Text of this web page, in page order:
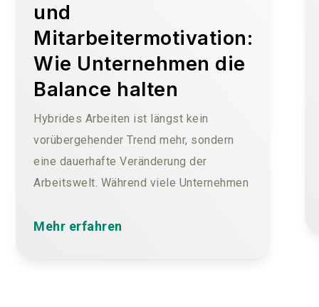
und
Mitarbeitermotivation:
Wie Unternehmen die
Balance halten
Hybrides Arbeiten ist längst kein
vorübergehender Trend mehr, sondern
eine dauerhafte Veränderung der
Arbeitswelt. Während viele Unternehmen
der Herausforderung, die
Mehr erfahren